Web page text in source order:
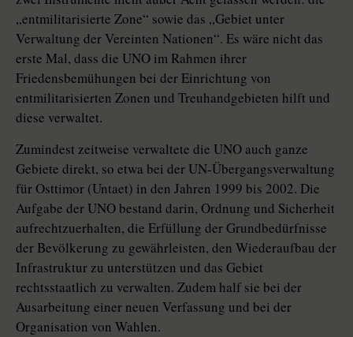
„entmilitarisierte Zone“ sowie das „Gebiet unter
Verwaltung der Vereinten Nationen“. Es wäre nicht das
erste Mal, dass die UNO im Rahmen ihrer
Friedensbemühungen bei der Einrichtung von
entmilitarisierten Zonen und ­Treuhand­gebieten hilft und
diese verwaltet.
Zumindest zeitweise verwaltete die UNO auch ganze
Gebiete direkt, so etwa bei der UN-Übergangsverwaltung
für Osttimor (Untaet) in den Jahren 1999 bis 2002. Die
Aufgabe der UNO bestand darin, Ordnung und Sicherheit
aufrechtzuerhalten, die Erfüllung der Grundbedürfnisse
der Bevölkerung zu gewährleisten, den Wiederaufbau der
Infrastruktur zu unterstützen und das Gebiet
rechtsstaatlich zu verwalten. Zudem half sie bei der
Ausarbeitung einer neuen Verfassung und bei der
Organisation von Wahlen.